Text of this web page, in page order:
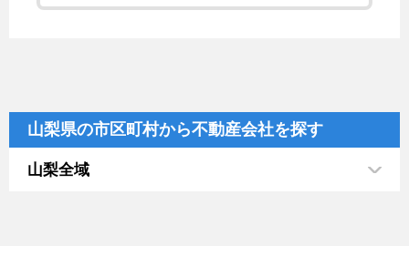
山梨県の市区町村から不動産会社を探す
山梨全域